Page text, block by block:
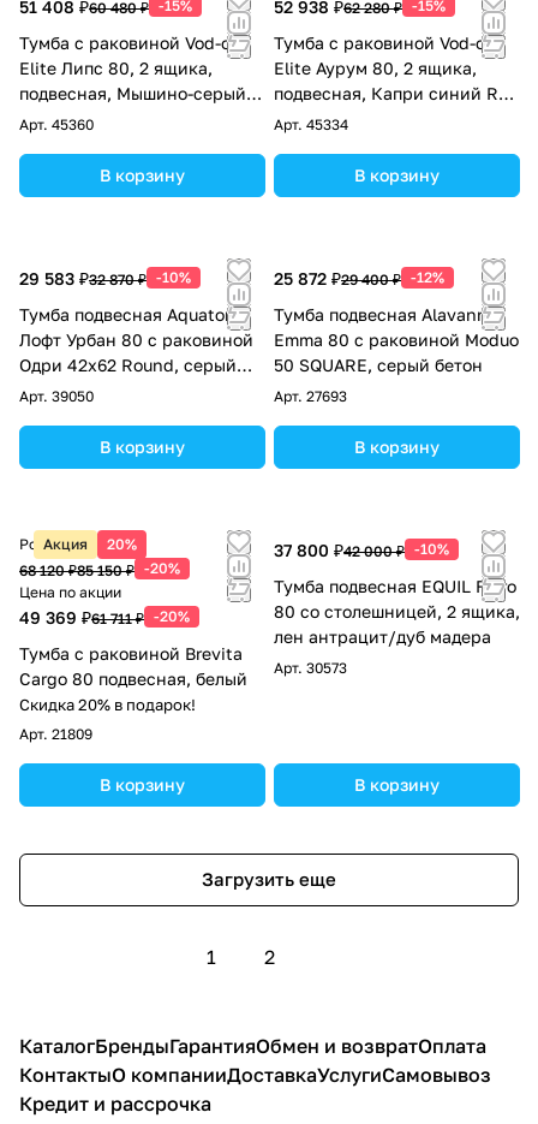
51 408 ₽60 480 ₽ -15%
Тумба с раковиной Vod-ok
Elite Липс 80, 2 ящика,
подвесная, Мышино-серый
RAL 7005
Арт. 45360
В корзину
52 938 ₽62 280 ₽ -15%
Тумба с раковиной Vod-ok
Elite Аурум 80, 2 ящика,
подвесная, Капри синий RAL
5019
Арт. 45334
В корзину
29 583 ₽32 870 ₽ -10%
Тумба подвесная Aquaton
Лофт Урбан 80 с раковиной
Одри 42x62 Round, серый
графит, дуб орегон
Арт. 39050
В корзину
25 872 ₽29 400 ₽ -12%
Тумба подвесная Alavann
Emma 80 с раковиной Moduo
50 SQUARE, серый бетон
Арт. 27693
В корзину
Акция 20%
Розничная цена
68 120 ₽85 150 ₽ -20%
Цена по акции
49 369 ₽61 711 ₽ -20%
Тумба с раковиной Brevita
Cargo 80 подвесная, белый
Скидка 20% в подарок!
Арт. 21809
В корзину
37 800 ₽42 000 ₽ -10%
Тумба подвесная EQUIL Ferro
80 со столешницей, 2 ящика,
лен антрацит/дуб мадера
Арт. 30573
В корзину
Загрузить еще
1 2
КаталогБрендыГарантияОбмен и возвратОплата
КонтактыО компанииДоставкаУслугиСамовывоз
Кредит и рассрочка